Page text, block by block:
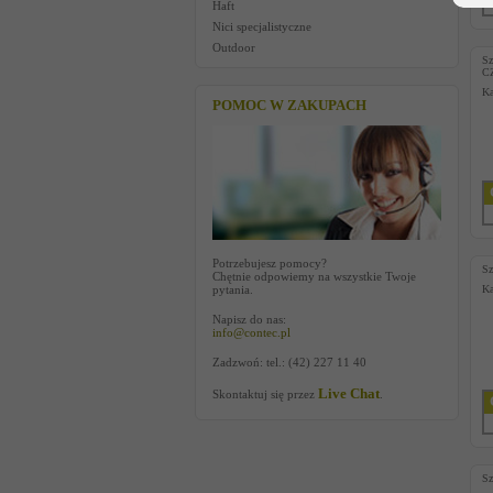
Haft
Nici specjalistyczne
Outdoor
POMOC W ZAKUPACH
Potrzebujesz pomocy?
Chętnie odpowiemy na wszystkie Twoje
pytania.
Napisz do nas:
info@contec.pl
Zadzwoń: tel.: (42) 227 11 40
Skontaktuj się przez Live Chat